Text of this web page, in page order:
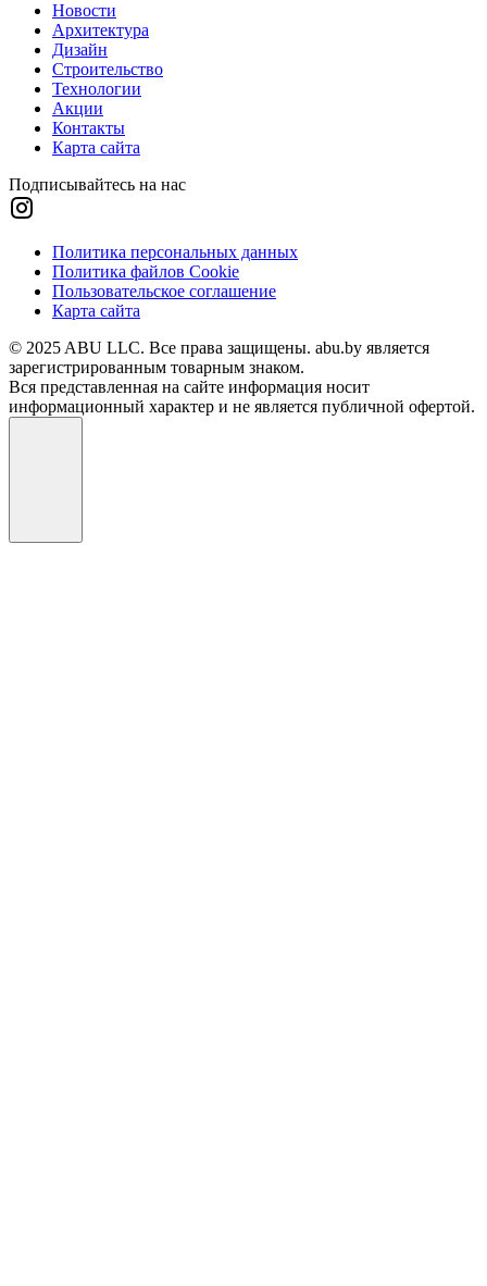
Новости
Архитектура
Дизайн
Строительство
Технологии
Акции
Контакты
Карта сайта
Подписывайтесь на нас
Политика персональных данных
Политика файлов Cookie
Пользовательское соглашение
Карта сайта
© 2025 ABU LLC. Все права защищены. abu.by является
зарегистрированным товарным знаком.
Вся представленная на сайте информация носит
информационный характер и не является публичной офертой.